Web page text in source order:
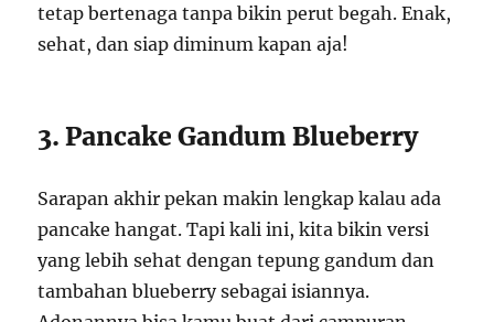
tetap bertenaga tanpa bikin perut begah. Enak,
sehat, dan siap diminum kapan aja!
3. Pancake Gandum Blueberry
Sarapan akhir pekan makin lengkap kalau ada
pancake hangat. Tapi kali ini, kita bikin versi
yang lebih sehat dengan tepung gandum dan
tambahan blueberry sebagai isiannya.